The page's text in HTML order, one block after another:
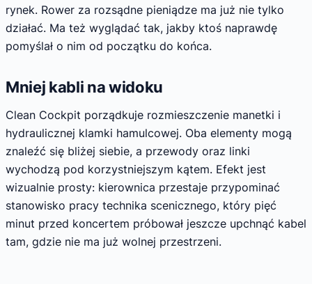
rynek. Rower za rozsądne pieniądze ma już nie tylko
działać. Ma też wyglądać tak, jakby ktoś naprawdę
pomyślał o nim od początku do końca.
Mniej kabli na widoku
Clean Cockpit porządkuje rozmieszczenie manetki i
hydraulicznej klamki hamulcowej. Oba elementy mogą
znaleźć się bliżej siebie, a przewody oraz linki
wychodzą pod korzystniejszym kątem. Efekt jest
wizualnie prosty: kierownica przestaje przypominać
stanowisko pracy technika scenicznego, który pięć
minut przed koncertem próbował jeszcze upchnąć kabel
tam, gdzie nie ma już wolnej przestrzeni.